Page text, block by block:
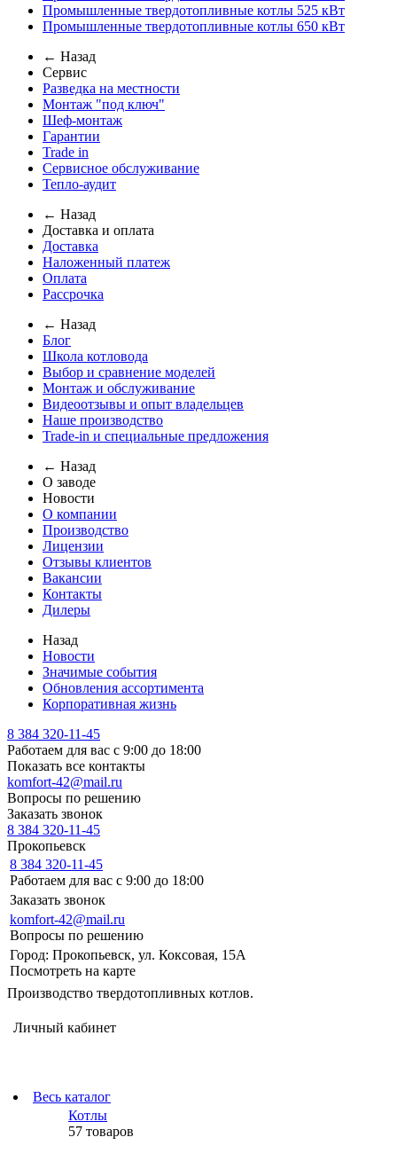
Промышленные твердотопливные котлы 525 кВт
Промышленные твердотопливные котлы 650 кВт
← Назад
Сервис
Разведка на местности
Монтаж "под ключ"
Шеф-монтаж
Гарантии
Trade in
Сервисное обслуживание
Тепло-аудит
← Назад
Доставка и оплата
Доставка
Наложенный платеж
Оплата
Рассрочка
← Назад
Блог
Школа котловода
Выбор и сравнение моделей
Монтаж и обслуживание
Видеоотзывы и опыт владельцев
Наше производство
Trade-in и специальные предложения
← Назад
О заводе
Новости
О компании
Производство
Лицензии
Отзывы клиентов
Вакансии
Контакты
Дилеры
Назад
Новости
Значимые события
Обновления ассортимента
Корпоративная жизнь
8 384 320-11-45
Работаем для вас с 9:00 до 18:00
Показать все контакты
komfort-42@mail.ru
Вопросы по решению
Заказать звонок
8 384 320-11-45
Прокопьевск
8 384 320-11-45
Работаем для вас с 9:00 до 18:00
Заказать звонок
komfort-42@mail.ru
Вопросы по решению
Город: Прокопьевск, ул. Коксовая, 15А
Посмотреть на карте
Производство твердотопливных котлов.
Личный кабинет
Весь каталог
Котлы
57 товаров